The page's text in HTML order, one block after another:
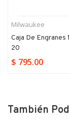
Milwaukee
Caja De
20
$ 795.00
También